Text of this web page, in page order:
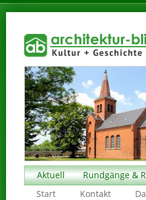
Aktuell Rundgänge &
Start
Kontakt